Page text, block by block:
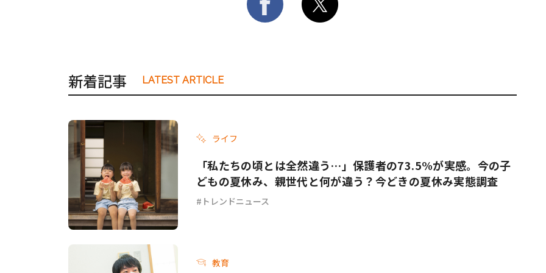
新着記事 LATEST ARTICLE
ライフ
「私たちの頃とは全然違う…」保護者の73.5%が実感。今の子
どもの夏休み、親世代と何が違う？今どきの夏休み実態調査
トレンドニュース
教育